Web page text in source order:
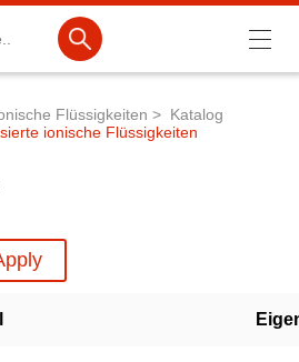
Flüssigkeiten
Katalog
ionische Flüssigkeiten